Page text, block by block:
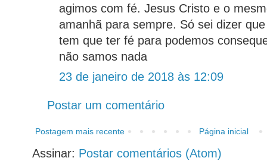
agimos com fé. Jesus Cristo e o
amanhã para sempre. Só sei dizer
tem que ter fé para podemos
não samos nada
23 de janeiro de 2018 às 12:09
Postar um comentário
Postagem mais recente Página inicial
Assinar: Postar comentários (Atom)